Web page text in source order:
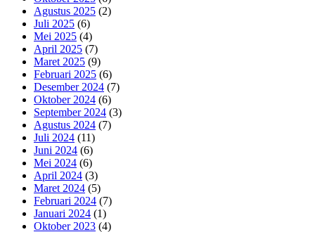
Agustus 2025 (2)
Juli 2025 (6)
Mei 2025 (4)
April 2025 (7)
Maret 2025 (9)
Februari 2025 (6)
Desember 2024 (7)
Oktober 2024 (6)
September 2024 (3)
Agustus 2024 (7)
Juli 2024 (11)
Juni 2024 (6)
Mei 2024 (6)
April 2024 (3)
Maret 2024 (5)
Februari 2024 (7)
Januari 2024 (1)
Oktober 2023 (4)